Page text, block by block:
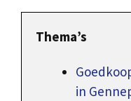
Thema’s
in